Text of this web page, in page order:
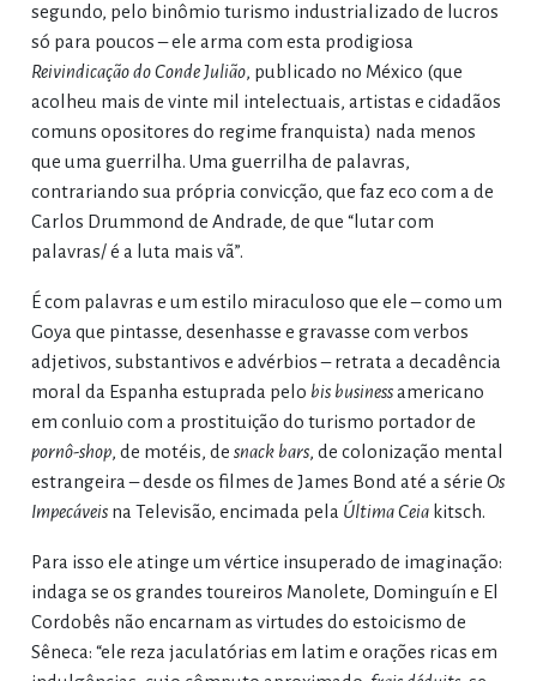
segundo, pelo binômio turismo industrializado de lucros
só para poucos – ele arma com esta prodigiosa
Reivindicação do Conde Julião, publicado no México (que
acolheu mais de vinte mil intelectuais, artistas e cidadãos
comuns opositores do regime franquista) nada menos
que uma guerrilha. Uma guerrilha de palavras,
contrariando sua própria convicção, que faz eco com a de
Carlos Drummond de Andrade, de que “lutar com
palavras/ é a luta mais vã”.
É com palavras e um estilo miraculoso que ele – como um
Goya que pintasse, desenhasse e gravasse com verbos
adjetivos, substantivos e advérbios – retrata a decadência
moral da Espanha estuprada pelo bis businessamericano
em conluio com a prostituição do turismo portador de
pornô-shop, de motéis, de snack bars, de colonização mental
estrangeira – desde os filmes de James Bond até a série Os
Impecáveisna Televisão, encimada pela Última Ceiakitsch.
Para isso ele atinge um vértice insuperado de imaginação:
indaga se os grandes toureiros Manolete, Dominguín e El
Cordobês não encarnam as virtudes do estoicismo de
Sêneca: “ele reza jaculatórias em latim e orações ricas em